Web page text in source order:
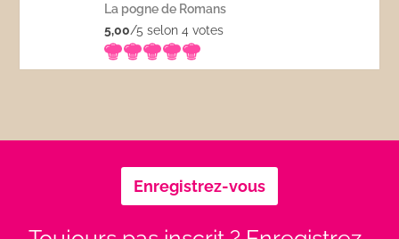
La pogne de Romans
5,00/5 selon 4votes
Enregistrez-vous